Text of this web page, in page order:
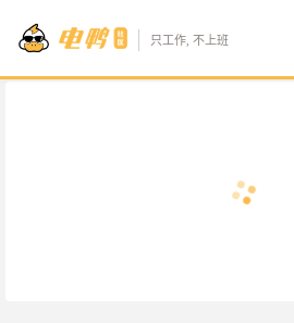
只工作, 不上班